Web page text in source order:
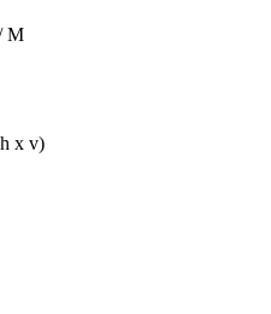
M
x v)